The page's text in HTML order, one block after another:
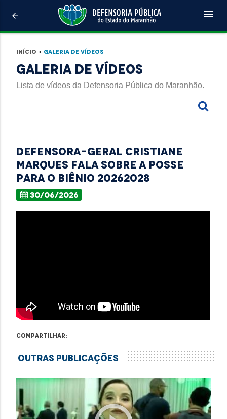
arrow_back menu
Início > Galeria de Vídeos
Galeria de Vídeos
Lista de vídeos da Defensoria Pública do Maranhão.
Defensora-geral Cristiane
Marques fala sobre a posse
para o biênio 20262028
30/06/2026
Compartilhar:
Outras Publicações